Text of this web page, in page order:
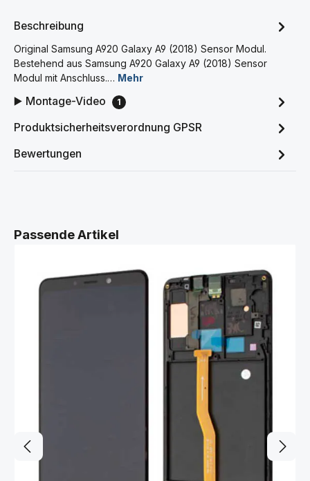
Beschreibung
Original Samsung A920 Galaxy A9 (2018) Sensor Modul.
Bestehend aus Samsung A920 Galaxy A9 (2018) Sensor
Modul mit Anschluss.… Mehr
▶️ Montage-Video 1
Produktsicherheitsverordnung GPSR
Bewertungen
Produktgalerie überspringen
Passende Artikel